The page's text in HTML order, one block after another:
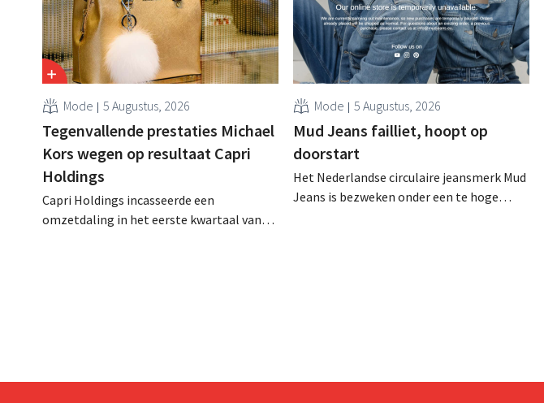
Mode 5 Augustus, 2026
Tegenvallende prestaties Michael
Kors wegen op resultaat Capri
Holdings
Capri Holdings incasseerde een
omzetdaling in het eerste kwartaal van
Mode 5 Augustus, 2026
Mud Jeans failliet, hoopt op
doorstart
Het Nederlandse circulaire jeansmerk Mud
Jeans is bezweken onder een te hoge